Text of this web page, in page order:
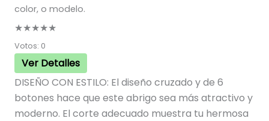
color, o modelo.
★★★★★
Votos: 0
Ver Detalles
DISEÑO CON ESTILO: El diseño cruzado y de 6
botones hace que este abrigo sea más atractivo y
moderno. El corte adecuado muestra tu hermosa